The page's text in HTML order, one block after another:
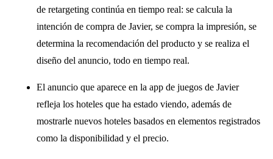
de retargeting continúa en tiempo real: se calcula la
intención de compra de Javier, se compra la impresión, se
determina la recomendación del producto y se realiza el
diseño del anuncio, todo en tiempo real.
El anuncio que aparece en la app de juegos de Javier
refleja los hoteles que ha estado viendo, además de
mostrarle nuevos hoteles basados ​​en elementos registrados
como la disponibilidad y el precio.